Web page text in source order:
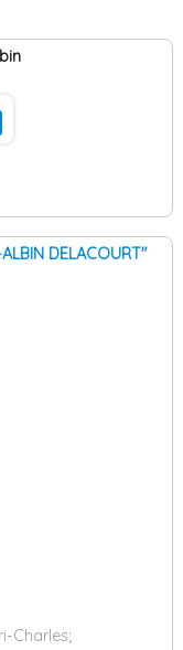
DELACOURT"
Charles;